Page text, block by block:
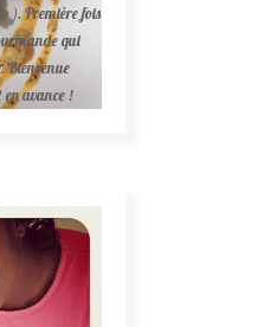
). Première fois
qui
Bienvenue
avance !